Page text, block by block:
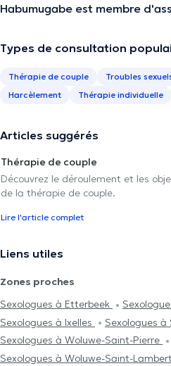
Habumugabe est membre
Types de consultation
Thérapie de couple Troubles
Harcèlement
Thérapie individuelle
Articles suggérés
Thérapie de couple
Découvrez le déroulement et les
de la thérapie de couple.
Lire l'article complet
Liens utiles
Zones proches
Sexologues à Etterbeek
Sexologues à Ixelles
Sexologues à
Sexologues à Woluwe-Saint-Pierre
Sexologues à Woluwe-Saint-Lambert